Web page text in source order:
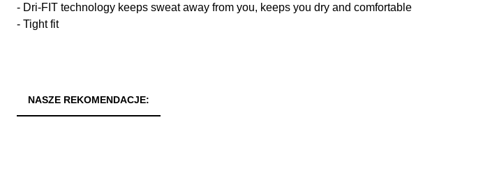
- Dri-FIT technology keeps sweat away from you, keeps you dry and comfortable
- Tight fit
NASZE REKOMENDACJE: